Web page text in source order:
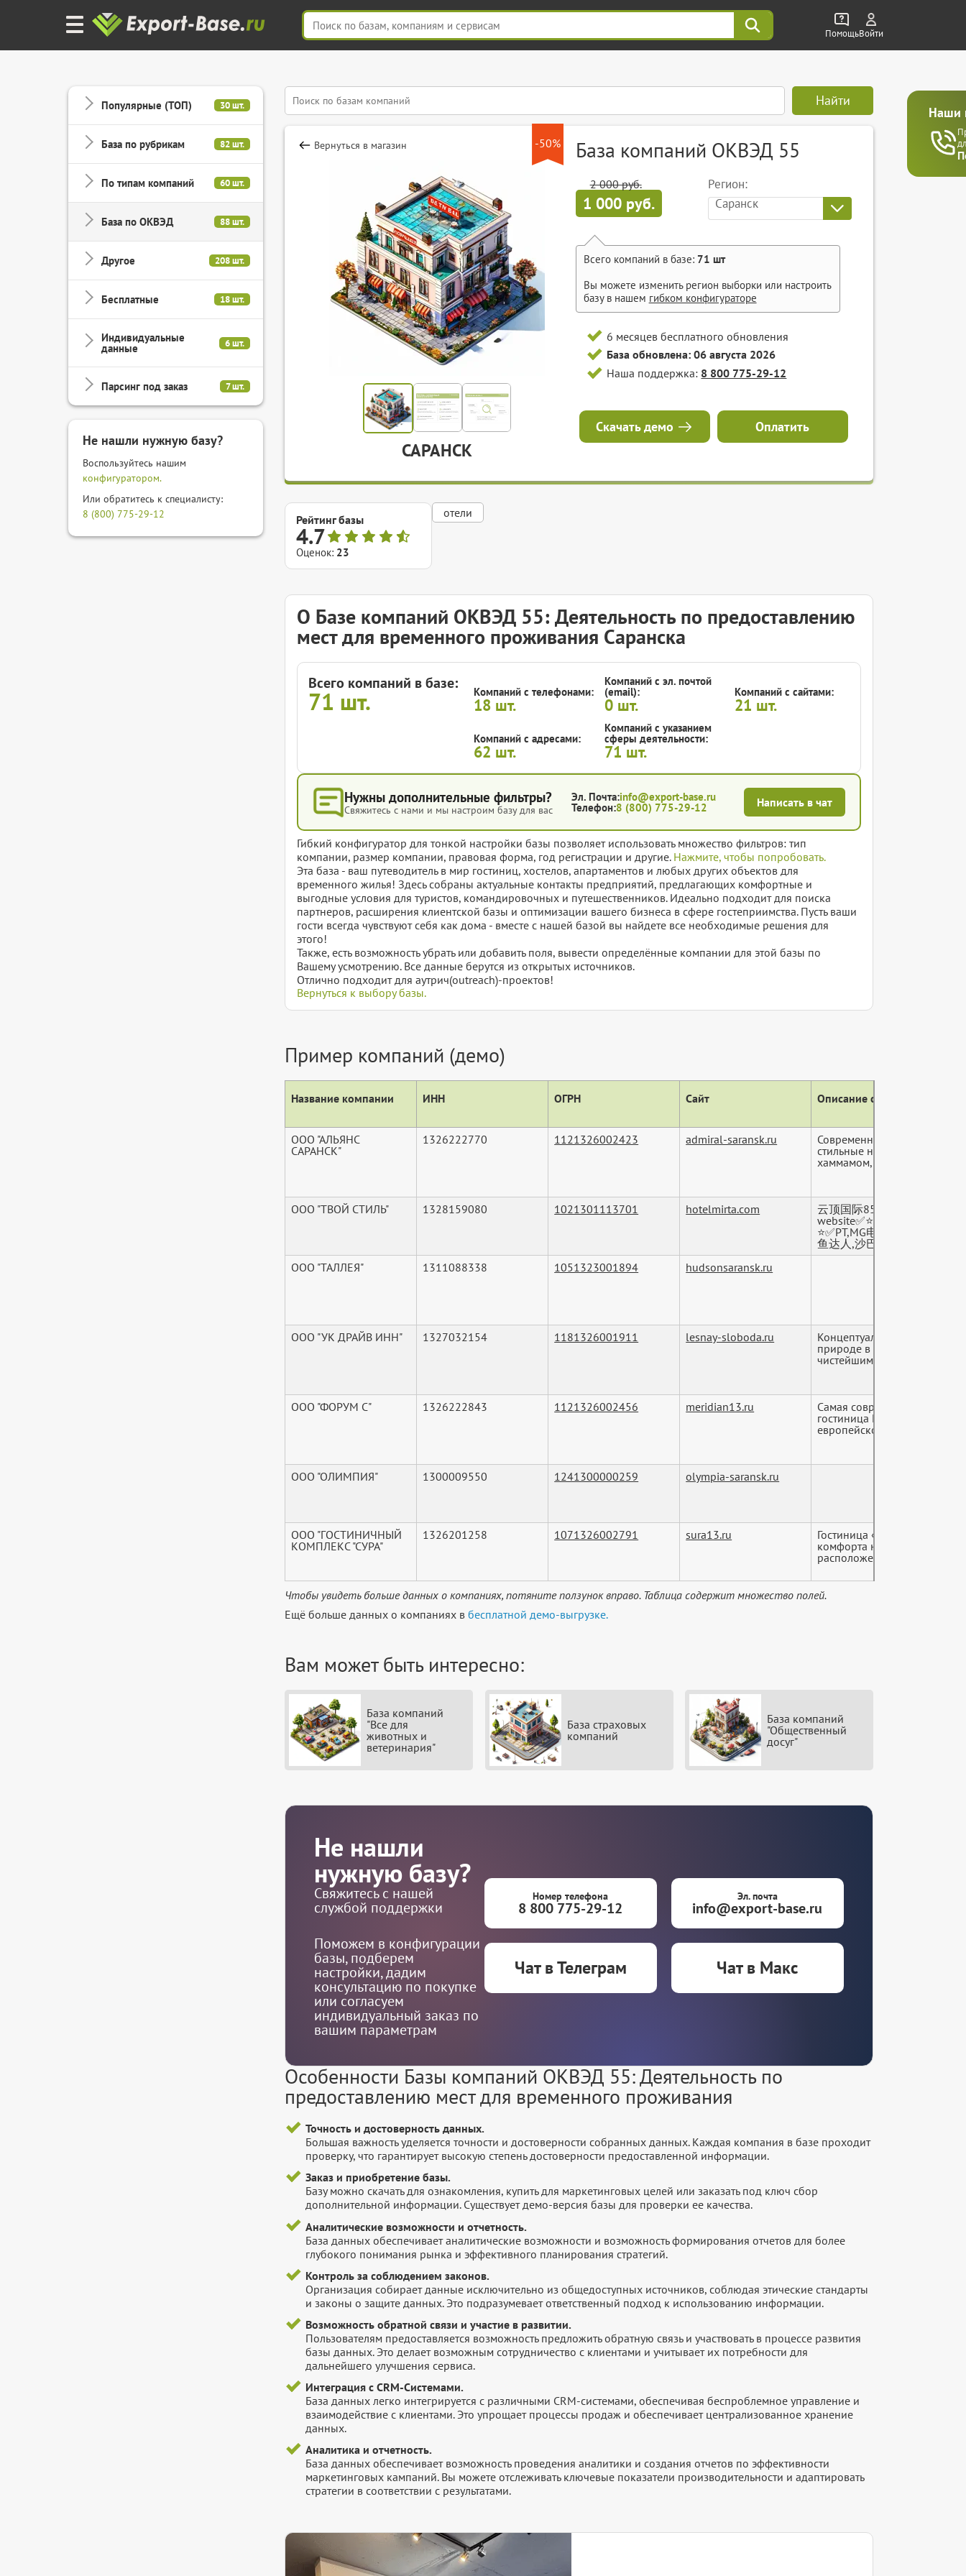
ПомощьВойти
Наши
Популярные (ТОП) 30 шт.
База по рубрикам 82 шт.
По типам компаний 60 шт.
База по ОКВЭД 88 шт.
Другое 208 шт.
Бесплатные 18 шт.
Индивидуальные
данные 6 шт.
Парсинг под заказ 7 шт.
Не нашли нужную базу?
Воспользуйтесь нашим
конфигуратором.
Или обратитесь к специалисту:
8 (800) 775-29-12
Найти
-50%
Вернуться в магазин
САРАНСК
База компаний ОКВЭД 55
2 000 руб.
1 000 руб.
Регион:
Саранск
Всего компаний в базе: 71 шт
Вы можете изменить регион выборки или настроить
базу в нашем гибком конфигураторе
6 месяцев бесплатного обновления
База обновлена: 06 августа 2026
Наша поддержка: 8 800 775-29-12
Скачать демо Оплатить
Рейтинг базы
4.7
Оценок: 23
отели
О Базе компаний ОКВЭД 55: Деятельность по предоставлению
мест для временного проживания Саранска
Всего компаний в базе:
71 шт. Компаний с телефонами:
18 шт.
Компаний с эл. почтой
(email):
0 шт.
Компаний с сайтами:
21 шт.
Компаний с адресами:
62 шт.
Компаний с указанием
сферы деятельности:
71шт.
Нужны дополнительные фильтры?
Свяжитесь с нами и мы настроим базу для вас
Эл. Почта:info@export-base.ru
Телефон:8 (800) 775-29-12 Написать в чат
Гибкий конфигуратор для тонкой настройки базы позволяет использовать множество фильтров: тип
компании, размер компании, правовая форма, год регистрации и другие. Нажмите, чтобы попробовать.
Эта база - ваш путеводитель в мир гостиниц, хостелов, апартаментов и любых других объектов для
временного жилья! Здесь собраны актуальные контакты предприятий, предлагающих комфортные и
выгодные условия для туристов, командировочных и путешественников. Идеально подходит для поиска
партнеров, расширения клиентской базы и оптимизации вашего бизнеса в сфере гостеприимства. Пусть ваши
гости всегда чувствуют себя как дома - вместе с нашей базой вы найдете все необходимые решения для
этого!
Также, есть возможность убрать или добавить поля, вывести определённые компании для этой базы по
Вашему усмотрению. Все данные берутся из открытых источников.
Отлично подходит для аутрич(outreach)-проектов!
Вернуться к выбору базы.
Пример компаний (демо)
Название компании ИНН ОГРН Сайт Описание сайта (тег
ООО "АЛЬЯНС
САРАНСК"
1326222770 1121326002423 admiral-saransk.ru
Современный отель 4* в
стильные номера,
хаммамом, к...
ООО "ТВОЙ СТИЛЬ" 1328159080 1021301113701 hotelmirta.com
云顶国际8588yd(中国)股份
website✅⭐️亚洲娱乐顶级平
⭐️✅PT,MG电子游戏
鱼达人,沙巴体育彩...
ООО "ТАЛЛЕЯ"
1311088338 1051323001894 hudsonsaransk.ru
ООО "УК ДРАЙВ ИНН" 1327032154 1181326001911 lesnay-sloboda.ru
Концептуально новый
природе в тихом
чистейшим воздухом и
ООО "ФОРУМ С" 1326222843 1121326002456 meridian13.ru
Самая современная
гостиница Меридиан
европейского класс...
ООО "ОЛИМПИЯ" 1300009550 1241300000259 olympia-saransk.ru
ООО "ГОСТИНИЧНЫЙ
КОМПЛЕКС "СУРА"
1326201258 1071326002791 sura13.ru
Гостиница «Сура» создана
комфорта наших гостей.
расположение позволи...
Чтобы увидеть больше данных о компаниях, потяните ползунок вправо. Таблица содержит множество полей.
Ещё больше данных о компаниях вбесплатной демо-выгрузке.
Вам может быть интересно:
База компаний
"Все для
животных и
ветеринария"
База страховых
компаний
База компаний
"Общественный
досуг"
Не нашли
нужную базу?
Свяжитесь с нашей
службой поддержки
Поможем в конфигурации
базы, подберем
настройки, дадим
консультацию по покупке
или согласуем
индивидуальный заказ по
вашим параметрам
Номер телефона
8 800 775-29-12
Эл. почта
info@export-base.ru
Чат в Телеграм Чат в Макс
Особенности Базы компаний ОКВЭД 55: Деятельность по
предоставлению мест для временного проживания
Точность и достоверность данных.
Большая важность уделяется точности и достоверности собранных данных. Каждая компания в базе проходит
проверку, что гарантирует высокую степень достоверности предоставленной информации.
Заказ и приобретение базы.
Базу можно скачать для ознакомления, купить для маркетинговых целей или заказать под ключ сбор
дополнительной информации. Существует демо-версия базы для проверки ее качества.
Аналитические возможности и отчетность.
База данных обеспечивает аналитические возможности и возможность формирования отчетов для более
глубокого понимания рынка и эффективного планирования стратегий.
Контроль за соблюдением законов.
Организация собирает данные исключительно из общедоступных источников, соблюдая этические стандарты
и законы о защите данных. Это подразумевает ответственный подход к использованию информации.
Возможность обратной связи и участие в развитии.
Пользователям предоставляется возможность предложить обратную связь и участвовать в процессе развития
базы данных. Это делает возможным сотрудничество с клиентами и учитывает их потребности для
дальнейшего улучшения сервиса.
Интеграция с CRM-Системами.
База данных легко интегрируется с различными CRM-системами, обеспечивая беспроблемное управление и
взаимодействие с клиентами. Это упрощает процессы продаж и обеспечивает централизованное хранение
данных.
Аналитика и отчетность.
База данных обеспечивает возможность проведения аналитики и создания отчетов по эффективности
маркетинговых кампаний. Вы можете отслеживать ключевые показатели производительности и адаптировать
стратегии в соответствии с результатами.